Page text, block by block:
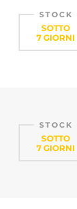
STOCK
SOTTO
7 GIORNI
STOCK
SOTTO
7 GIORNI